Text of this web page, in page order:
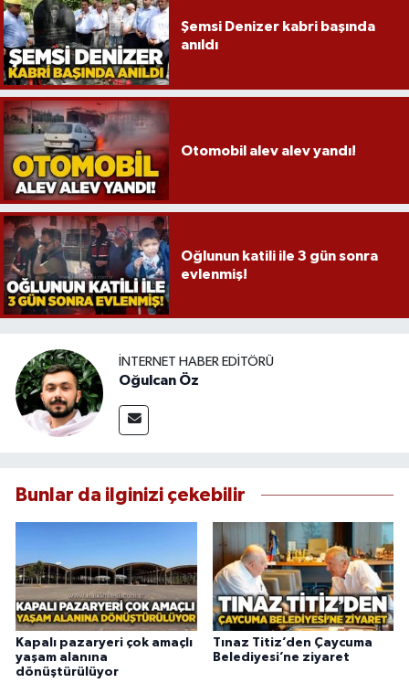
Şemsi Denizer kabri başında
anıldı
Otomobil alev alev yandı!
Oğlunun katili ile 3 gün sonra
evlenmiş!
İNTERNET HABER EDITÖRÜ
Oğulcan Öz
Bunlar da ilginizi çekebilir
Kapalı pazaryeri çok amaçlı
yaşam alanına
dönüştürülüyor
Tınaz Titiz’den Çaycuma
Belediyesi’ne ziyaret